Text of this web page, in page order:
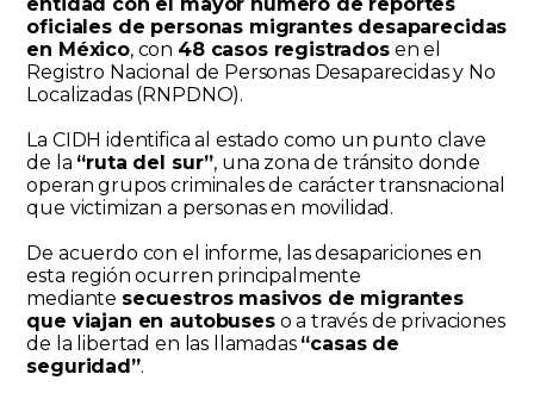
oficiales de personas migrantes desaparecidas
en México, con 48 casos registradosen el
Registro Nacional de Personas Desaparecidas y No
Localizadas (RNPDNO).
La CIDH identifica al estado como un punto clave
de la “ruta del sur”, una zona de tránsito donde
operan grupos criminales de carácter transnacional
que victimizan a personas en movilidad.
De acuerdo con el informe, las desapariciones en
esta región ocurren principalmente
mediante secuestros masivos de migrantes
que viajan en autobuseso a través de privaciones
de la libertad en las llamadas “casas de
seguridad”.